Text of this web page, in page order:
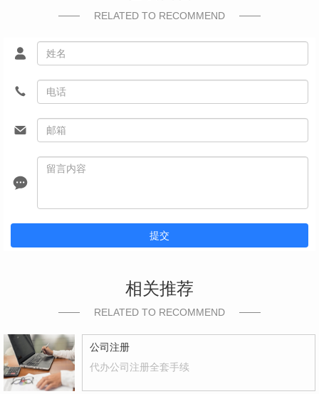
RELATED TO RECOMMEND
提交
相关推荐
RELATED TO RECOMMEND
公司注册
代办公司注册全套手续